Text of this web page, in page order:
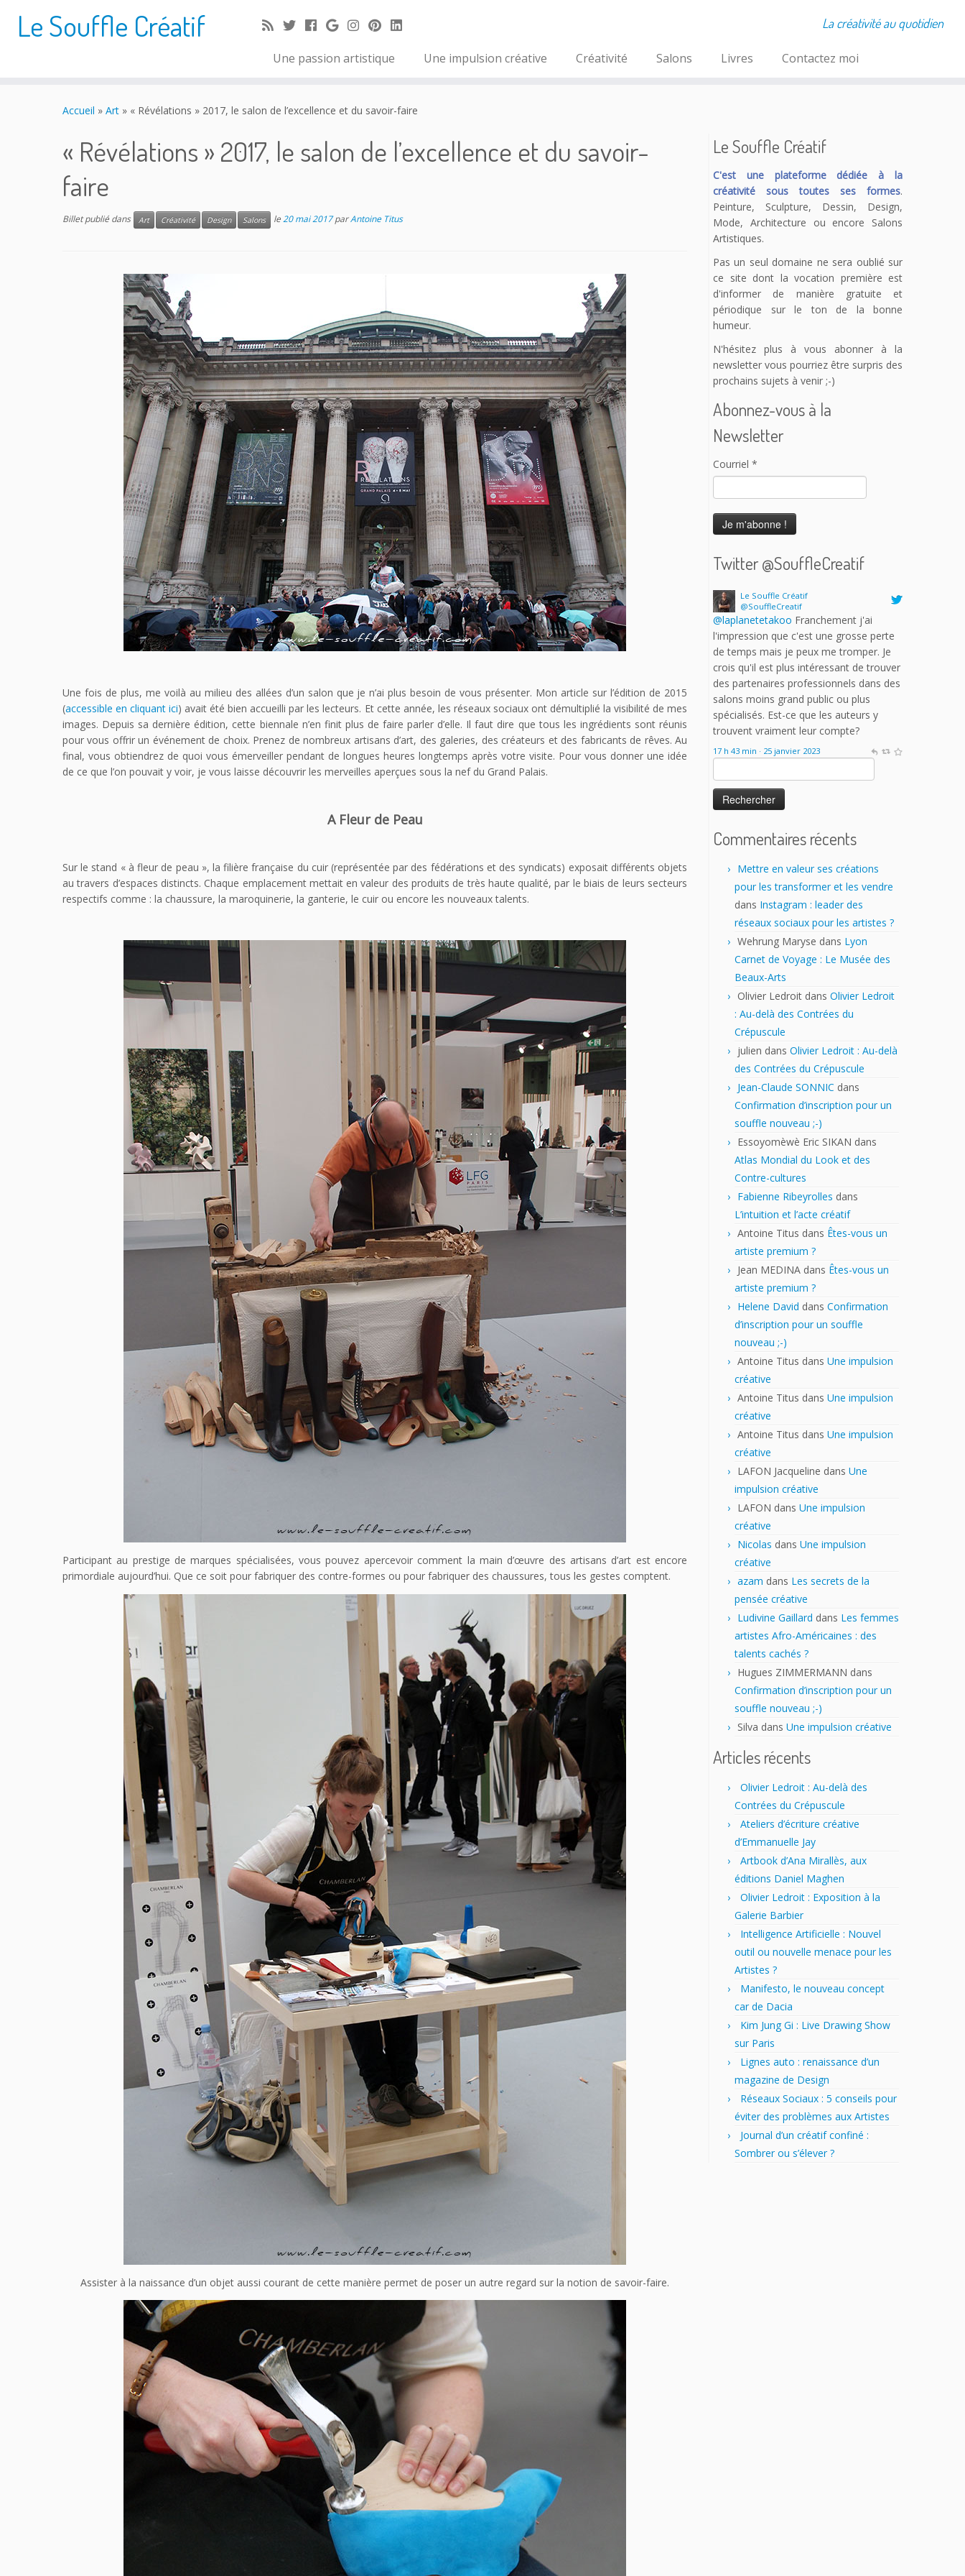
Le Souffle Créatif La créativité au quotidien
Une passion artistique Une impulsion créative Créativité Salons Livres Contactez moi
Accueil » Art » « Révélations » 2017, le salon de l’excellence et du savoir-faire
« Révélations » 2017, le salon de l’excellence et du savoir-
faire
Billet publié dans Art Créativité Design Salons le20 mai 2017 parAntoine Titus
Une fois de plus, me voilà au milieu des allées d’un salon que je n’ai plus besoin de vous présenter. Mon article sur l’édition de 2015
(accessible en cliquant ici) avait été bien accueilli par les lecteurs. Et cette année, les réseaux sociaux ont démultiplié la visibilité de mes
images. Depuis sa dernière édition, cette biennale n’en finit plus de faire parler d’elle. Il faut dire que tous les ingrédients sont réunis
pour vous offrir un événement de choix. Prenez de nombreux artisans d’art, des galeries, des créateurs et des fabricants de rêves. Au
final, vous obtiendrez de quoi vous émerveiller pendant de longues heures longtemps après votre visite. Pour vous donner une idée
de ce que l’on pouvait y voir, je vous laisse découvrir les merveilles aperçues sous la nef du Grand Palais.
A Fleur de Peau
Sur le stand « à fleur de peau », la filière française du cuir (représentée par des fédérations et des syndicats) exposait différents objets
au travers d’espaces distincts. Chaque emplacement mettait en valeur des produits de très haute qualité, par le biais de leurs secteurs
respectifs comme : la chaussure, la maroquinerie, la ganterie, le cuir ou encore les nouveaux talents.
Participant au prestige de marques spécialisées, vous pouvez apercevoir comment la main d’œuvre des artisans d’art est encore
primordiale aujourd’hui. Que ce soit pour fabriquer des contre-formes ou pour fabriquer des chaussures, tous les gestes comptent.
Assister à la naissance d’un objet aussi courant de cette manière permet de poser un autre regard sur la notion de savoir-faire.
Le Souffle Créatif
C'est une plateforme dédiée à la
créativité sous toutes ses formes.
Peinture, Sculpture, Dessin, Design,
Mode, Architecture ou encore Salons
Artistiques.
Pas un seul domaine ne sera oublié sur
ce site dont la vocation première est
d'informer de manière gratuite et
périodique sur le ton de la bonne
humeur.
N'hésitez plus à vous abonner à la
newsletter vous pourriez être surpris des
prochains sujets à venir ;-)
Abonnez-vous à la
Newsletter
Courriel *
Twitter @SouffleCreatif
Le Souffle Créatif
@SouffleCreatif
@laplanetetakooFranchement j'ai
l'impression que c'est une grosse perte
de temps mais je peux me tromper. Je
crois qu'il est plus intéressant de trouver
des partenaires professionnels dans des
salons moins grand public ou plus
spécialisés. Est-ce que les auteurs y
trouvent vraiment leur compte?
Commentaires récents
Mettre en valeur ses créations
pour les transformer et les vendre
dans Instagram : leader des
réseaux sociaux pour les artistes ?
Wehrung Maryse dans Lyon
Carnet de Voyage : Le Musée des
Beaux-Arts
Olivier Ledroit dans Olivier Ledroit
: Au-delà des Contrées du
Crépuscule
julien dans Olivier Ledroit : Au-delà
des Contrées du Crépuscule
Jean-Claude SONNIC dans
Confirmation d’inscription pour un
souffle nouveau ;-)
Essoyomèwè Eric SIKAN dans
Atlas Mondial du Look et des
Contre-cultures
Fabienne Ribeyrolles dans
L’intuition et l’acte créatif
Antoine Titus dans Êtes-vous un
artiste premium ?
Jean MEDINA dans Êtes-vous un
artiste premium ?
Helene David dans Confirmation
d’inscription pour un souffle
nouveau ;-)
Antoine Titus dans Une impulsion
créative
Antoine Titus dans Une impulsion
créative
Antoine Titus dans Une impulsion
créative
LAFON Jacqueline dans Une
impulsion créative
LAFON dans Une impulsion
créative
Nicolas dans Une impulsion
créative
azam dans Les secrets de la
pensée créative
Ludivine Gaillard dans Les femmes
artistes Afro-Américaines : des
talents cachés ?
Hugues ZIMMERMANN dans
Confirmation d’inscription pour un
souffle nouveau ;-)
Silva dans Une impulsion créative
Articles récents
Olivier Ledroit : Au-delà des
Contrées du Crépuscule
Ateliers d’écriture créative
d’Emmanuelle Jay
Artbook d’Ana Mirallès, aux
éditions Daniel Maghen
Olivier Ledroit : Exposition à la
Galerie Barbier
Intelligence Artificielle : Nouvel
outil ou nouvelle menace pour les
Artistes ?
Manifesto, le nouveau concept
car de Dacia
Kim Jung Gi : Live Drawing Show
sur Paris
Lignes auto : renaissance d’un
magazine de Design
Réseaux Sociaux : 5 conseils pour
éviter des problèmes aux Artistes
Journal d’un créatif confiné :
Sombrer ou s’élever ?